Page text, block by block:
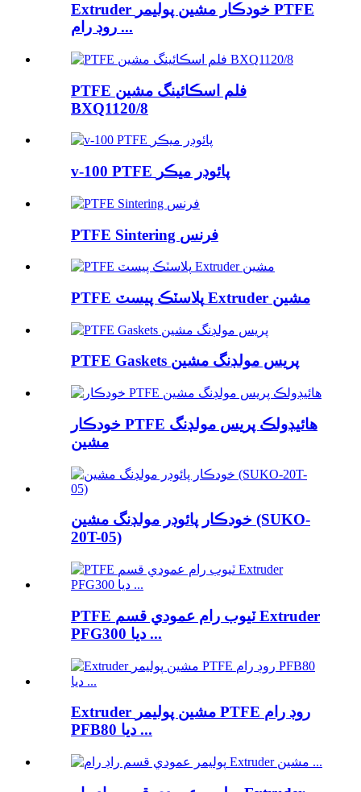
Extruder خودڪار مشين پوليمر PTFE
روڊ رام ...
PTFE فلم اسڪائينگ مشين
BXQ1120/8
v-100 PTFE پائوڊر ميڪر
PTFE Sintering فرنس
PTFE پلاسٽڪ پيسٽ Extruder مشين
PTFE Gaskets پريس مولڊنگ مشين
خودڪار PTFE هائيڊولڪ پريس مولڊنگ
مشين
خودڪار پائوڊر مولڊنگ مشين (SUKO-
20T-05)
PTFE ٽيوب رام عمودي قسم Extruder
PFG300 ديا ...
Extruder مشين پوليمر PTFE روڊ رام
PFB80 ديا ...